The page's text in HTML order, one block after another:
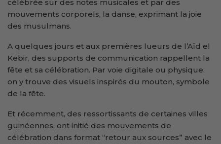
célébrée sur des notes musicales et par des
mouvements corporels, la danse, exprimant la joie
des musulmans.
A quelques jours et aux premières lueurs de l’Aïd el
Kebir, des supports de communication rappellent la
fête et sa célébration. Par voie digitale ou physique,
on y trouve des visuels inspirés du mouton, symbole
de la fête.
Et récemment, des ressortissants de certaines villes
guinéennes, ont initié des mouvements de
célébration dans format “retour aux sources” avec le